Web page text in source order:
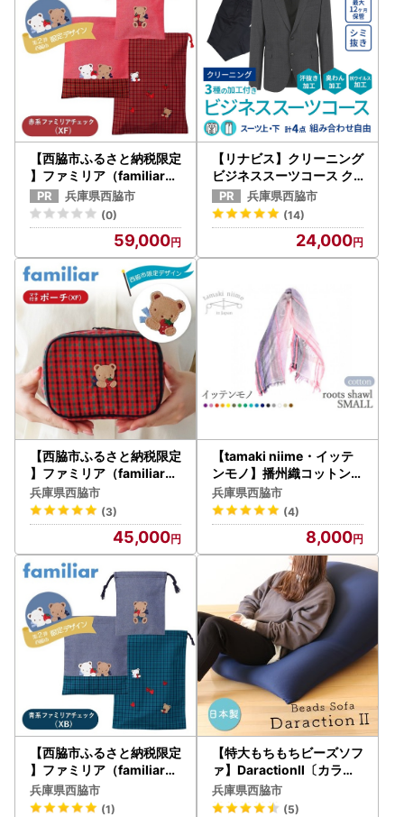
【西脇市ふるさと納税限定
】ファミリア（familiar）
巾着3点セット（680218
）XF（赤系チェック）
兵庫県西脇市
(0)
59,000
【リナビス】クリーニング
ビジネススーツコース ク
ーポン（24-16） クリー
ニング 宅配クリーニング
スーツ 宅配クリーニング
クーポン 利用券 メンズ
兵庫県西脇市
(14)
24,000
【西脇市ふるさと納税限定
】ファミリア（familiar）
ポーチ（680022）XF（
赤系チェック）播州織 小
物入れ
兵庫県西脇市
(3)
45,000
【tamaki niime・イッテ
ンモノ】播州織コットン1
00％ルーツショール（小
判）(08-3)
兵庫県西脇市
(4)
8,000
【西脇市ふるさと納税限定
】ファミリア（familiar）
巾着3点セット（680218
）XB（青系チェック）
兵庫県西脇市
(1)
【特大もちもちビーズソフ
ァ】DaractionⅡ〔カラー
：ネイビー〕（27-5）
兵庫県西脇市
(5)